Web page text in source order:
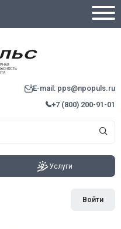
E-mail: pps@npopuls.ru
+7 (800) 200-91-01
Услуги
Войти